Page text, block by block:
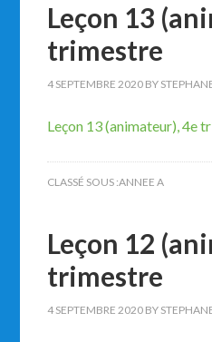
Leçon 13
trimestre
4 SEPTEMBRE 2020 BY
Leçon 13 (animateur), 4e
CLASSÉ SOUS :ANNEE A
Leçon 12
trimestre
4 SEPTEMBRE 2020 BY